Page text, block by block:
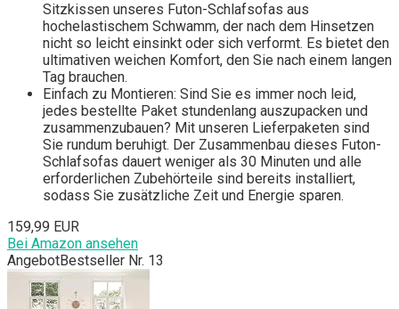
Sitzkissen unseres Futon-Schlafsofas aus
hochelastischem Schwamm, der nach dem Hinsetzen
nicht so leicht einsinkt oder sich verformt. Es bietet den
ultimativen weichen Komfort, den Sie nach einem langen
Tag brauchen.
Einfach zu Montieren: Sind Sie es immer noch leid,
jedes bestellte Paket stundenlang auszupacken und
zusammenzubauen? Mit unseren Lieferpaketen sind
Sie rundum beruhigt. Der Zusammenbau dieses Futon-
Schlafsofas dauert weniger als 30 Minuten und alle
erforderlichen Zubehörteile sind bereits installiert,
sodass Sie zusätzliche Zeit und Energie sparen.
159,99 EUR
Bei Amazon ansehen
AngebotBestseller Nr. 13